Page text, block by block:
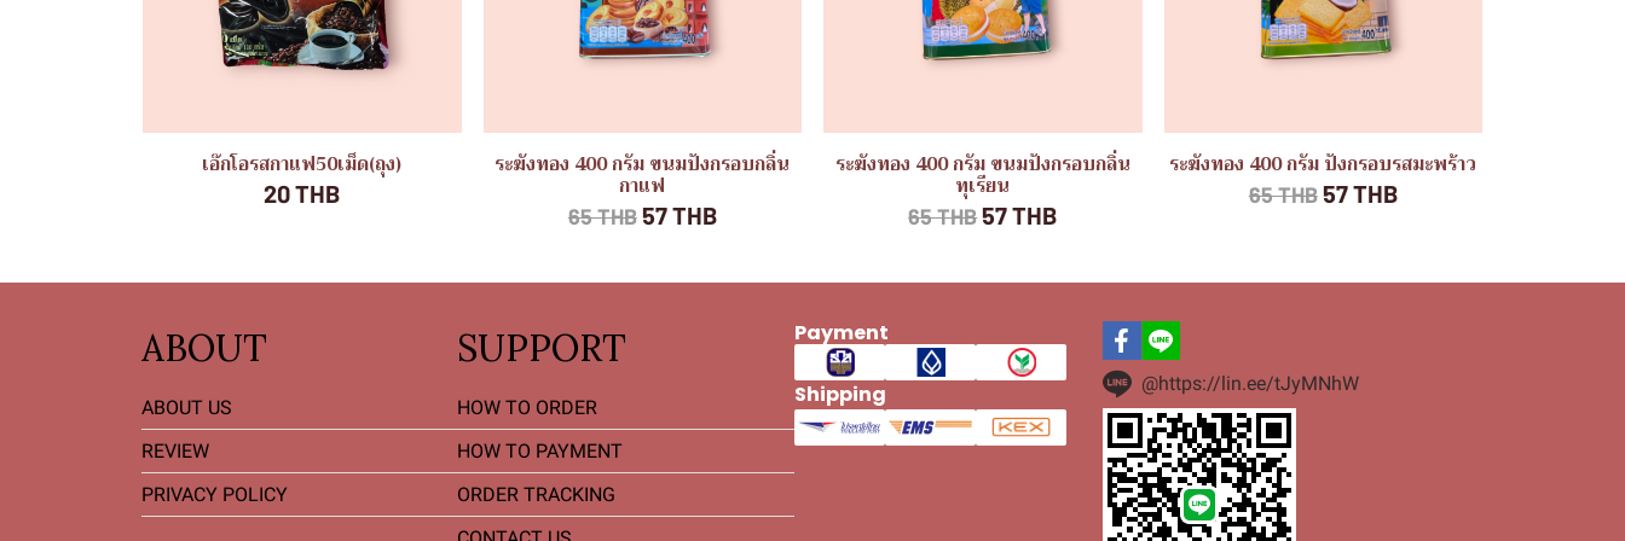
เอ๊กโอรสกาแฟ50เม็ด(ถุง)
20 THB
ระฆังทอง 400 กรัม ขนมปังกรอบกลิ่น
กาแฟ
65 THB57 THB
ระฆังทอง 400 กรัม ขนมปังกรอบกลิ่น
ทุเรียน
65 THB57 THB
ระฆังทอง 400 กรัม ปังกรอบรสมะพร้าว
65 THB57 THB
ABOUT
ABOUT US
REVIEW
PRIVACY POLICY
SUPPORT
HOW TO ORDER
HOW TO PAYMENT
ORDER TRACKING
Payment
Shipping @https://lin.ee/tJyMNhW